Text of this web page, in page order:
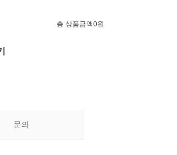
총 상품금액0원
문의